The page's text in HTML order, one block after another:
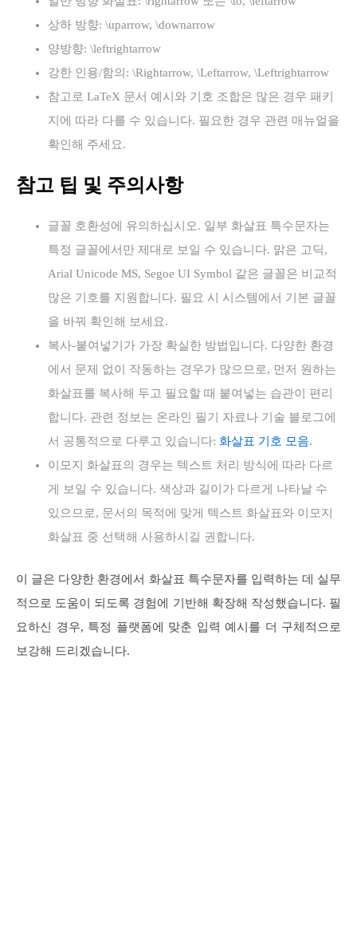
상하 방향: \uparrow, \downarrow
양방향: \leftrightarrow
강한 인용/함의: \Rightarrow, \Leftarrow, \Leftrightarrow
참고로 LaTeX 문서 예시와 기호 조합은 많은 경우 패키
지에 따라 다를 수 있습니다. 필요한 경우 관련 매뉴얼을
확인해 주세요.
참고 팁 및 주의사항
글꼴 호환성에 유의하십시오. 일부 화살표 특수문자는
특정 글꼴에서만 제대로 보일 수 있습니다. 맑은 고딕,
Arial Unicode MS, Segoe UI Symbol 같은 글꼴은 비교적
많은 기호를 지원합니다. 필요 시 시스템에서 기본 글꼴
을 바꿔 확인해 보세요.
복사-붙여넣기가 가장 확실한 방법입니다. 다양한 환경
에서 문제 없이 작동하는 경우가 많으므로, 먼저 원하는
화살표를 복사해 두고 필요할 때 붙여넣는 습관이 편리
합니다. 관련 정보는 온라인 필기 자료나 기술 블로그에
서 공통적으로 다루고 있습니다: 화살표 기호 모음.
이모지 화살표의 경우는 텍스트 처리 방식에 따라 다르
게 보일 수 있습니다. 색상과 길이가 다르게 나타날 수
있으므로, 문서의 목적에 맞게 텍스트 화살표와 이모지
화살표 중 선택해 사용하시길 권합니다.
이 글은 다양한 환경에서 화살표 특수문자를 입력하는 데 실무
적으로 도움이 되도록 경험에 기반해 확장해 작성했습니다. 필
요하신 경우, 특정 플랫폼에 맞춘 입력 예시를 더 구체적으로
보강해 드리겠습니다.